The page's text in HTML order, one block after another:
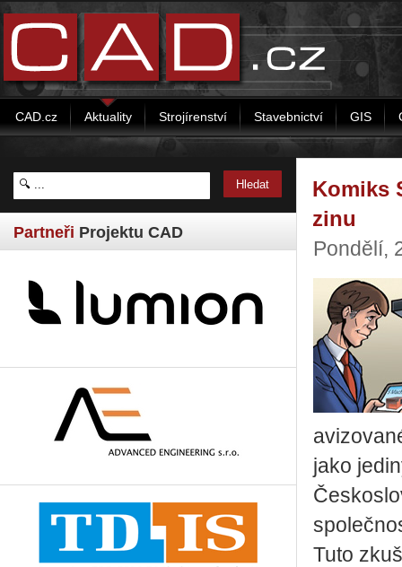
CAD.cz Aktuality Strojírenství Stavebnictví GIS
Partneři Projektu CAD
Komiks
zinu
Pondělí,
jako
Tuto